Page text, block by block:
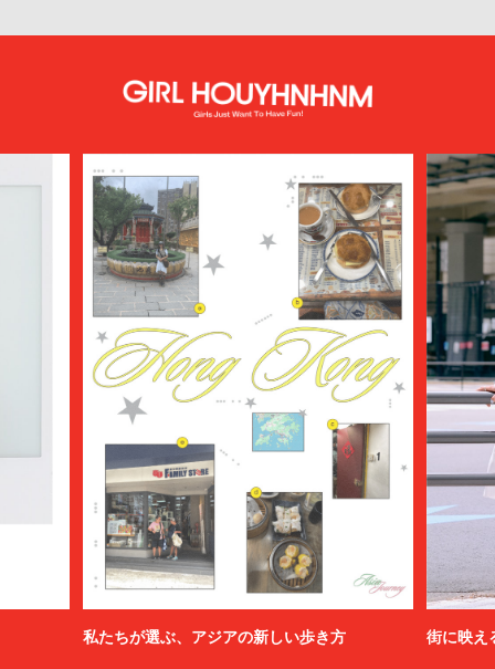
私たちが選ぶ、アジアの新しい歩き方 街に映え